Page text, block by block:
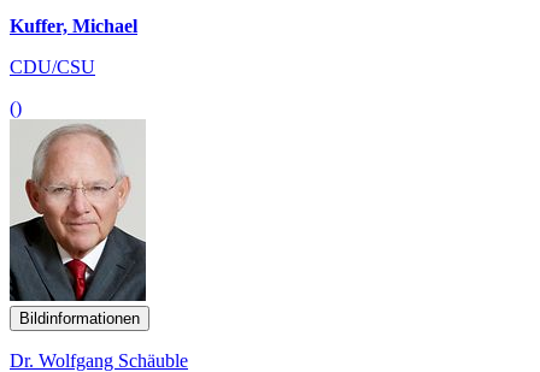
Kuffer, Michael
CDU/CSU
()
Bildinformationen
Dr. Wolfgang Schäuble